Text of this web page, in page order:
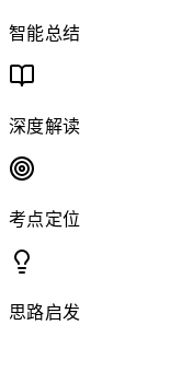
智能总结
深度解读
考点定位
思路启发